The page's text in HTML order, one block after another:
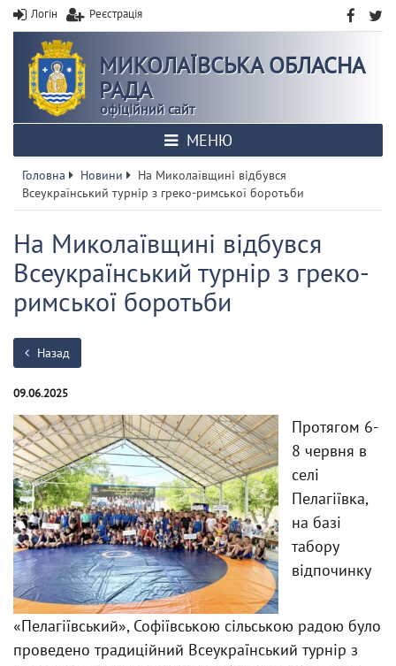
Логін Реєстрація
МИКОЛАЇВСЬКА ОБЛАСНА
РАДА
офіційний сайт
МЕНЮ
Головна Новини
На Миколаївщині відбувся
Всеукраїнський турнір з греко-римської боротьби
На Миколаївщині відбувся
Всеукраїнський турнір з греко-
римської боротьби
Назад
09.06.2025
Протягом 6-
8 червня в
селі
Пелагіївка,
на базі
табору
відпочинку
«Пелагіївський», Софіївською сільською радою було
проведено традиційний Всеукраїнський турнір з